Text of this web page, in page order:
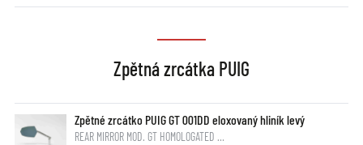
Zpětná zrcátka PUIG
Zpětné zrcátko PUIG GT 001DD eloxovaný hliník levý
REAR MIRROR MOD. GT HOMOLOGATED …